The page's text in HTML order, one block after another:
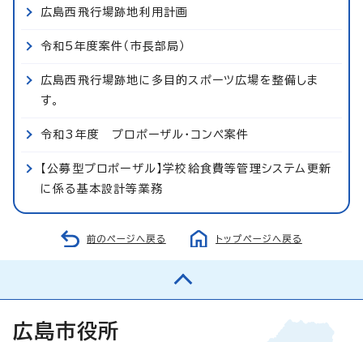
広島西飛行場跡地利用計画
令和5年度案件（市長部局）
広島西飛行場跡地に多目的スポーツ広場を整備しま
す。
令和3年度 プロポーザル・コンペ案件
【公募型プロポーザル】学校給食費等管理システム更新
に係る基本設計等業務
前のページへ戻る トップページへ戻る
広島市役所